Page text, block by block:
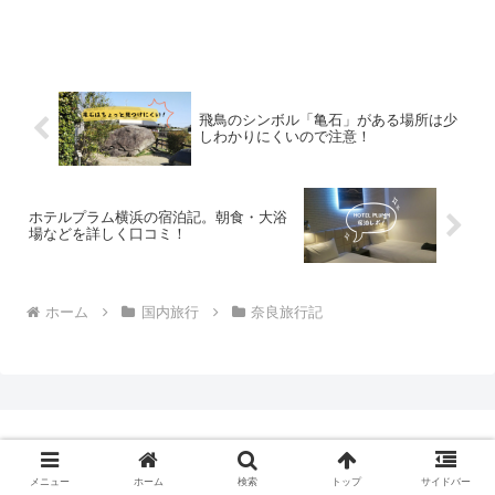
飛鳥のシンボル「亀石」がある場所は少
しわかりにくいので注意！
ホテルプラム横浜の宿泊記。朝食・大浴
場などを詳しく口コミ！
ホーム 国内旅行 奈良旅行記
メニュー ホーム 検索 トップ サイドバー